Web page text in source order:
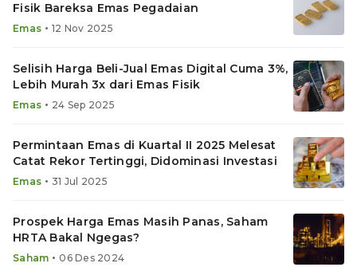
Fisik Bareksa Emas Pegadaian
Emas • 12 Nov 2025
Selisih Harga Beli-Jual Emas Digital Cuma 3%,
Lebih Murah 3x dari Emas Fisik
Emas • 24 Sep 2025
Permintaan Emas di Kuartal II 2025 Melesat
Catat Rekor Tertinggi, Didominasi Investasi
Emas • 31 Jul 2025
Prospek Harga Emas Masih Panas, Saham
HRTA Bakal Ngegas?
Saham • 06 Des 2024